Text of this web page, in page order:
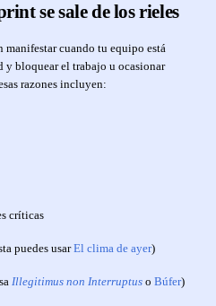
se sale de los rieles
manifestar cuando tu equipo está
y bloquear el trabajo u ocasionar
razones incluyen:
críticas
puedes usarEl clima de ayer)
Illegitimus non Interruptus o Búfer)